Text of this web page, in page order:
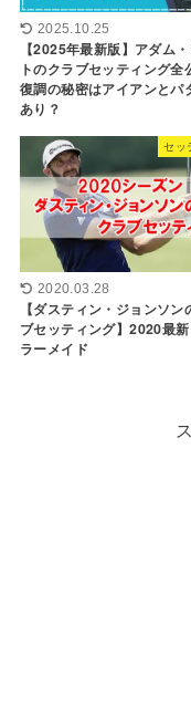
2025.10.25
【2025年最新版】アダム
トのクラブセッティング全
復調の秘密はアイアンとパ
あり？
セッ
2020.03.28
【ダスティン・ジョンソン
ブセッティング】2020最
ラーメイド